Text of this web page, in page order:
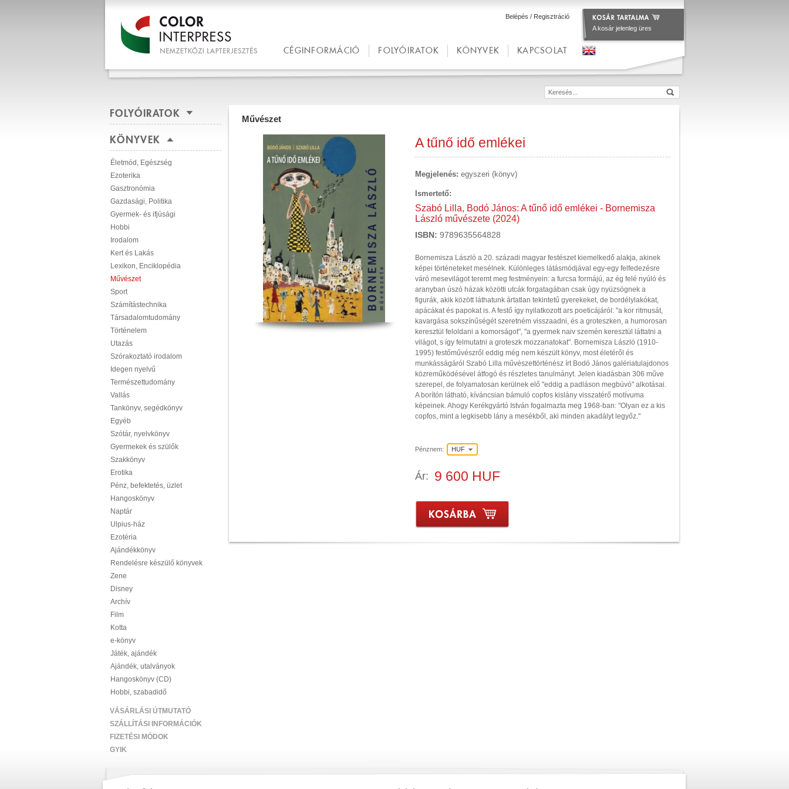
Belépés / Regisztráció
A kosár jelenleg üres
CÉGINFORMÁCIÓ FOLYÓIRATOK KÖNYVEK KAPCSOLAT
FOLYÓIRATOK
KÖNYVEK
Életmód, Egészség
Ezoterika
Gasztronómia
Gazdasági, Politika
Gyermek- és ifjúsági
Hobbi
Irodalom
Kert és Lakás
Lexikon, Enciklopédia
Művészet
Sport
Számítástechnika
Társadalomtudomány
Történelem
Utazás
Szórakoztató irodalom
Idegen nyelvű
Természettudomány
Vallás
Tankönyv, segédkönyv
Egyéb
Szótár, nyelvkönyv
Gyermekek és szülők
Szakkönyv
Erotika
Pénz, befektetés, üzlet
Hangoskönyv
Naptár
Ulpius-ház
Ezotéria
Ajándékkönyv
Rendelésre készülő könyvek
Zene
Disney
Archív
Film
Kotta
e-könyv
Játék, ajándék
Ajándék, utalványok
Hangoskönyv (CD)
Hobbi, szabadidő
VÁSÁRLÁSI ÚTMUTATÓ
SZÁLLÍTÁSI INFORMÁCIÓK
FIZETÉSI MÓDOK
GYIK
Művészet
A tűnő idő emlékei
Megjelenés: egyszeri (könyv)
Ismertető:
Szabó Lilla, Bodó János: A tűnő idő emlékei - Bornemisza
László művészete (2024)
ISBN: 9789635564828
Bornemisza László a 20. századi magyar festészet kiemelkedő alakja, akinek
képei történeteket mesélnek. Különleges látásmódjával egy-egy felfedezésre
váró mesevilágot teremt meg festményein: a furcsa formájú, az ég felé nyúló és
aranyban úszó házak közötti utcák forgatagában csak úgy nyüzsögnek a
figurák, akik között láthatunk ártatlan tekintetű gyerekeket, de bordélylakókat,
apácákat és papokat is. A festő így nyilatkozott ars poeticájáról: "a kor ritmusát,
kavargása sokszínűségét szeretném visszaadni, és a groteszken, a humorosan
keresztül feloldani a komorságot", "a gyermek naiv szemén keresztül láttatni a
világot, s így felmutatni a groteszk mozzanatokat". Bornemisza László (1910-
1995) festőművészről eddig még nem készült könyv, most életéről és
munkásságáról Szabó Lilla művészettörténész írt Bodó János galériatulajdonos
közreműködésével átfogó és részletes tanulmányt. Jelen kiadásban 306 műve
szerepel, de folyamatosan kerülnek elő "eddig a padláson megbúvó" alkotásai.
A borítón látható, kíváncsian bámuló copfos kislány visszatérő motívuma
képeinek. Ahogy Kerékgyártó István fogalmazta meg 1968-ban: "Olyan ez a kis
copfos, mint a legkisebb lány a mesékből, aki minden akadályt legyőz."
Pénznem: HUF
Ár: 9 600 HUF